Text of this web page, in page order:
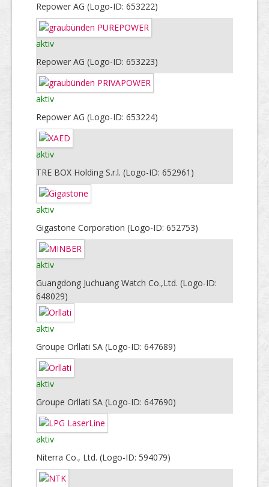
Repower AG (Logo-ID: 653222)
aktiv
Repower AG (Logo-ID: 653223)
aktiv
Repower AG (Logo-ID: 653224)
aktiv
TRE BOX Holding S.r.l. (Logo-ID: 652961)
aktiv
Gigastone Corporation (Logo-ID: 652753)
aktiv
Guangdong Juchuang Watch Co.,Ltd. (Logo-ID:
648029)
aktiv
Groupe Orllati SA (Logo-ID: 647689)
aktiv
Groupe Orllati SA (Logo-ID: 647690)
aktiv
Niterra Co., Ltd. (Logo-ID: 594079)